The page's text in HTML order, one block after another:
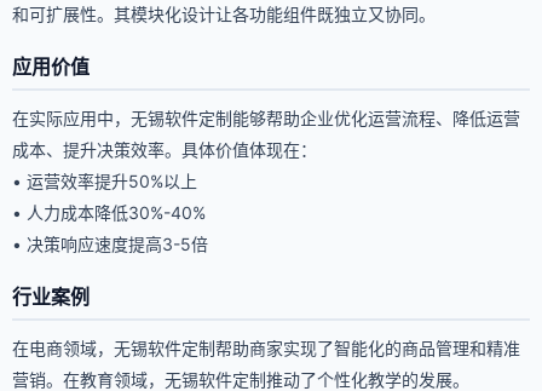
和可扩展性。其模块化设计让各功能组件既独立又协同。
应用价值
在实际应用中，无锡软件定制能够帮助企业优化运营流程、降低运营
成本、提升决策效率。具体价值体现在：
• 运营效率提升50%以上
• 人力成本降低30%-40%
• 决策响应速度提高3-5倍
行业案例
在电商领域，无锡软件定制帮助商家实现了智能化的商品管理和精准
营销。在教育领域，无锡软件定制推动了个性化教学的发展。